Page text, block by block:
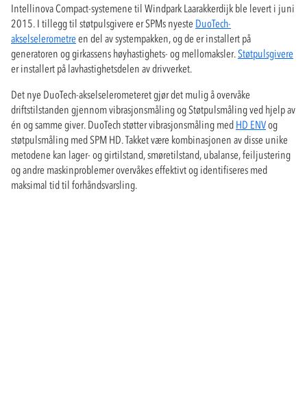
Intellinova Compact-systemene til Windpark Laarakkerdijk ble levert i juni
2015. I tillegg til støtpulsgivere er SPMs nyeste DuoTech-
akselselerometre en del av systempakken, og de er installert på
generatoren og girkassens høyhastighets- og mellomaksler. Støtpulsgivere
er installert på lavhastighetsdelen av drivverket.
Det nye DuoTech-akselselerometeret gjør det mulig å overvåke
driftstilstanden gjennom vibrasjonsmåling og Støtpulsmåling ved hjelp av
én og samme giver. DuoTech støtter vibrasjonsmåling med HD ENVog
støtpulsmåling med SPM HD. Takket være kombinasjonen av disse unike
metodene kan lager- og girtilstand, smøretilstand, ubalanse, feiljustering
og andre maskinproblemer overvåkes effektivt og identifiseres med
maksimal tid til forhåndsvarsling.